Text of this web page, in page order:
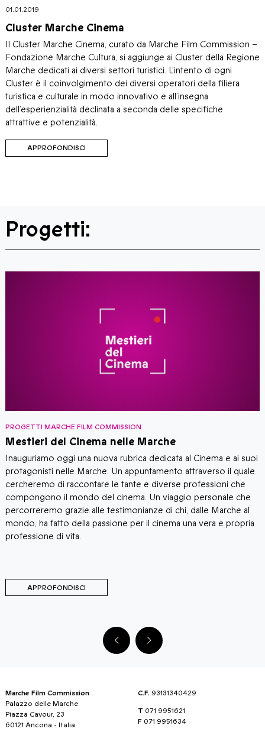
01.01.2019
Cluster Marche Cinema
Il Cluster Marche Cinema, curato da Marche Film Commission –
Fondazione Marche Cultura, si aggiunge ai Cluster della Regione
Marche dedicati ai diversi settori turistici. L’intento di ogni
Cluster è il coinvolgimento dei diversi operatori della filiera
turistica e culturale in modo innovativo e all’insegna
dell’esperienzialità declinata a seconda delle specifiche
attrattive e potenzialità.
APPROFONDISCI
Progetti:
PROGETTI MARCHE FILM COMMISSION
Mestieri del Cinema nelle Marche
Inauguriamo oggi una nuova rubrica dedicata al Cinema e ai suoi
protagonisti nelle Marche. Un appuntamento attraverso il quale
cercheremo di raccontare le tante e diverse professioni che
compongono il mondo del cinema. Un viaggio personale che
percorreremo grazie alle testimonianze di chi, dalle Marche al
mondo, ha fatto della passione per il cinema una vera e propria
professione di vita.
APPROFONDISCI
Marche Film Commission
Palazzo delle Marche
Piazza Cavour, 23
60121 Ancona - Italia
C.F. 93131340429
T 071 9951621
F 071 9951634